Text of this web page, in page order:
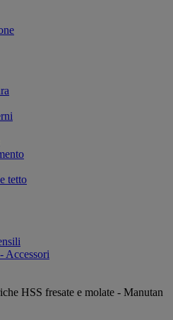
tetto
Accessori
HSS fresate e molate - Manutan